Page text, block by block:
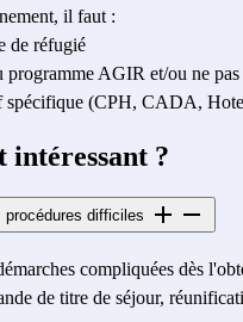
il faut :
de réfugié
programme AGIR et/ou ne pas
spécifique (CPH, CADA,
intéressant ?
procédures difficiles
compliquées dès
de titre de séjour,